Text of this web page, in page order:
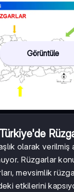
Görüntüle
Türkiye'de
olarak
Rüzgarlar
mevsimlik
etkilerini